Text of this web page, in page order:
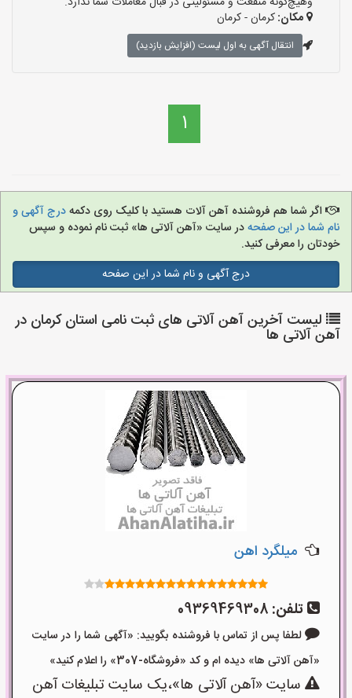
مکان:کرمان - کرمان
انتقال آگهی به اول لیست (افزایش بازدید)
1
اگر شما هم فروشنده آهن آلات هستید با کلیک روی دکمهدرج آگهی و
نام شما در این صفحهدر سایت «آهن آلاتی ها» ثبت نام نموده و سپس
خودتان را معرفی کنید.
درج آگهی و نام شما در این صفحه
لیست آخرین آهن آلاتی های ثبت نامی استان کرمان در
آهن آلاتی ها
میلگرد اهن
تلفن: 09369469308
لطفا پس از تماس با فروشنده بگویید: «آگهی شما را در سایت
«آهن آلاتی ها» دیده ام و کد «فروشگاه-307» را اعلام کنید»
سایت «آهن آلاتی ها»،یک سایت تبلیغات آهن